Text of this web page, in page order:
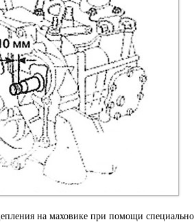
на маховике при помощи